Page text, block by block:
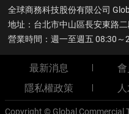
全球商務科技股份有限公司
地址：台北市中山區長安東路
營業時間：週一至週五 08:30～
最新消息 會
隱私權政策
Copyright © Global Commercial